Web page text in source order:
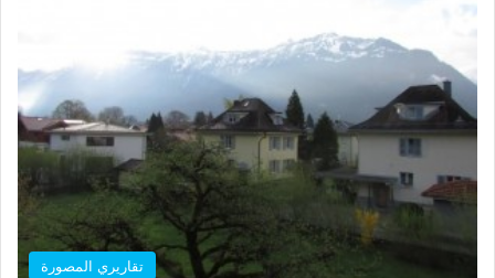
تقاريري المصورة